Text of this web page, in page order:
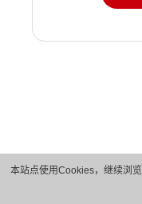
本站点使用Cookies，继续浏
版权所有 © 华为技术有限公